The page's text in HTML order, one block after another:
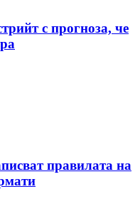
с прогноза, че
правилата на